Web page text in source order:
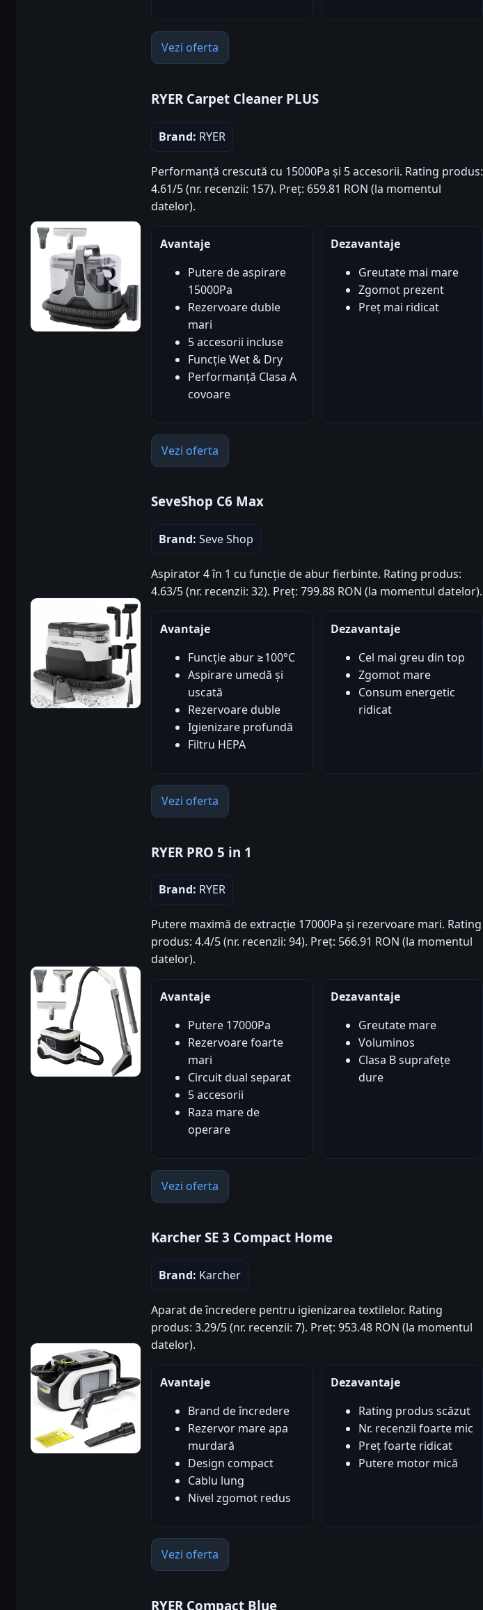
Vezi oferta
RYER Carpet Cleaner PLUS
Brand: RYER
Performanță crescută cu 15000Pa și 5 accesorii. Rating produs:
4.61/5 (nr. recenzii: 157). Preț: 659.81 RON (la momentul
datelor).
Avantaje
Putere de aspirare
15000Pa
Rezervoare duble
mari
5 accesorii incluse
Funcție Wet & Dry
Performanță Clasa A
covoare
Dezavantaje
Greutate mai mare
Zgomot prezent
Preț mai ridicat
Vezi oferta
SeveShop C6 Max
Brand: Seve Shop
Aspirator 4 în 1 cu funcție de abur fierbinte. Rating produs:
4.63/5 (nr. recenzii: 32). Preț: 799.88 RON (la momentul datelor).
Avantaje
Funcție abur ≥100°C
Aspirare umedă și
uscată
Rezervoare duble
Igienizare profundă
Filtru HEPA
Dezavantaje
Cel mai greu din top
Zgomot mare
Consum energetic
ridicat
Vezi oferta
RYER PRO 5 in 1
Brand: RYER
Putere maximă de extracție 17000Pa și rezervoare mari. Rating
produs: 4.4/5 (nr. recenzii: 94). Preț: 566.91 RON (la momentul
datelor).
Avantaje
Putere 17000Pa
Rezervoare foarte
mari
Circuit dual separat
5 accesorii
Raza mare de
operare
Dezavantaje
Greutate mare
Voluminos
Clasa B suprafețe
dure
Vezi oferta
Karcher SE 3 Compact Home
Brand: Karcher
Aparat de încredere pentru igienizarea textilelor. Rating
produs: 3.29/5 (nr. recenzii: 7). Preț: 953.48 RON (la momentul
datelor).
Avantaje
Brand de încredere
Rezervor mare apa
murdară
Design compact
Cablu lung
Nivel zgomot redus
Dezavantaje
Rating produs scăzut
Nr. recenzii foarte mic
Preț foarte ridicat
Putere motor mică
Vezi oferta
RYER Compact Blue